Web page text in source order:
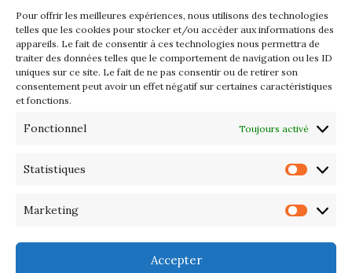
Pour offrir les meilleures expériences, nous utilisons des technologies
telles que les cookies pour stocker et/ou accéder aux informations des
appareils. Le fait de consentir à ces technologies nous permettra de
traiter des données telles que le comportement de navigation ou les ID
uniques sur ce site. Le fait de ne pas consentir ou de retirer son
consentement peut avoir un effet négatif sur certaines caractéristiques
et fonctions.
Fonctionnel Toujours activé
Statistiques
Marketing
Accepter
Les petits formats du Port
d’Orange : Mercredi 22 juillet de
10h à 20h
L’APIQ fête ses 10 ans
2026 – Maison du Phare de
d’artistes – 13 et 14 Septembre